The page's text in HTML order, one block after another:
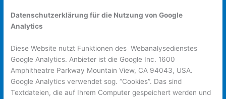
Datenschutzerklärung für die Nutzung von Google
Analytics
Diese Website nutzt Funktionen des Webanalysedienstes
Google Analytics. Anbieter ist die Google Inc. 1600
Amphitheatre Parkway Mountain View, CA 94043, USA.
Google Analytics verwendet sog. “Cookies”. Das sind
Textdateien, die auf Ihrem Computer gespeichert werden und